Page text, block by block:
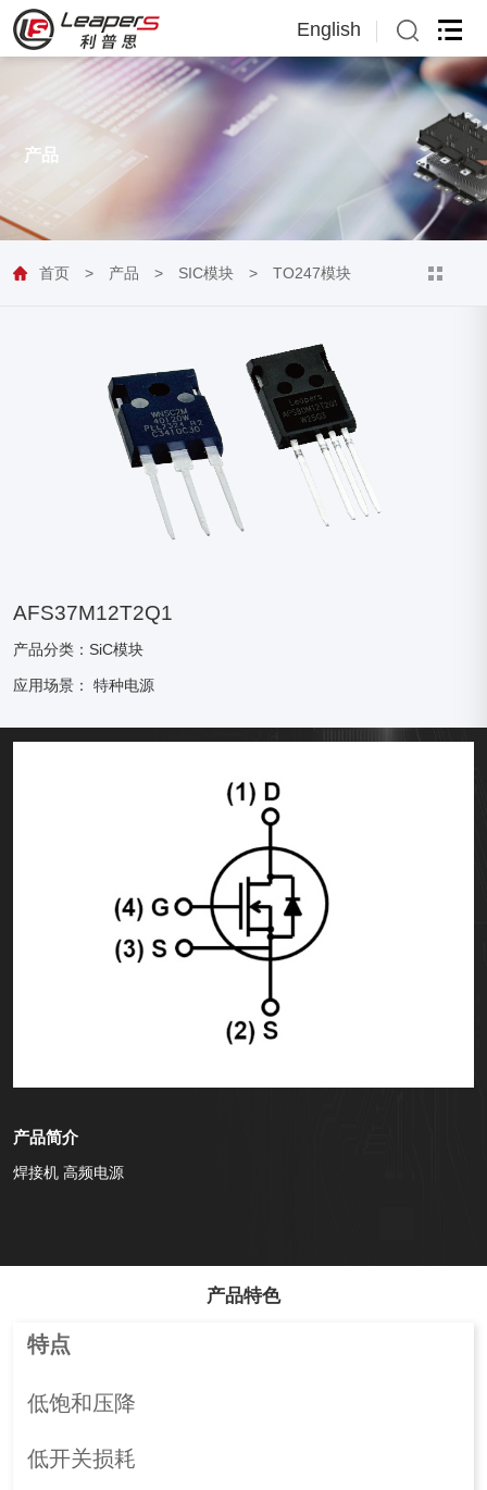
English
English
产品
首页 > 产品 > SIC模块 > TO247模块
AFS37M12T2Q1
产品分类：SiC模块
应用场景： 特种电源
产品简介
焊接机 高频电源
产品特色
特点
低饱和压降
低开关损耗